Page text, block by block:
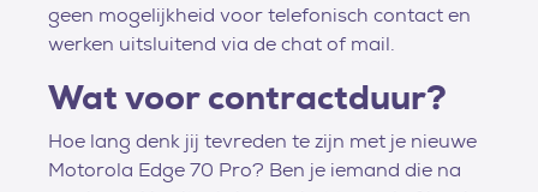
geen mogelijkheid voor telefonisch contact en
werken uitsluitend via de chat of mail.
Wat voor contractduur?
Hoe lang denk jij tevreden te zijn met je nieuwe
Motorola Edge 70 Pro? Ben je iemand die na